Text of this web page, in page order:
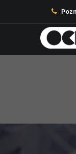
content/plugins/